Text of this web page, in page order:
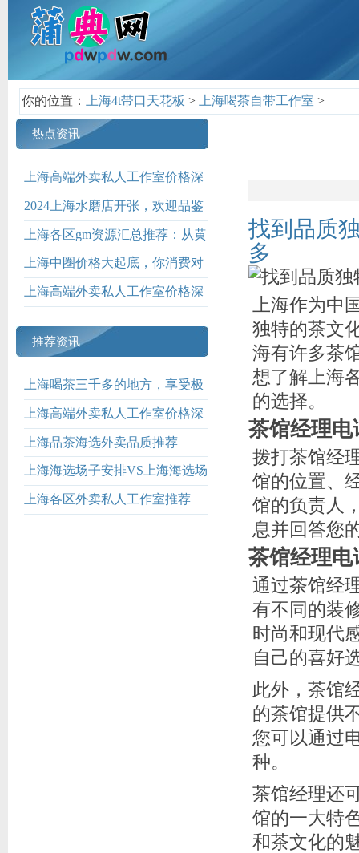
你的位置： 上海4t带口天花板 > 上海喝茶自带工作室 >
热点资讯
上海高端外卖私人工作室价格深
度解析_138
2024上海水磨店开张，欢迎品鉴
上海各区gm资源汇总推荐：从黄
浦到浦东全覆盖
上海中圈价格大起底，你消费对
了吗？
上海高端外卖私人工作室价格深
推荐资讯
上海喝茶三千多的地方，享受极
致服务的尊贵之选
上海高端外卖私人工作室价格深
度解析
上海品茶海选外卖品质推荐
上海海选场子安排VS上海海选场
子微信：服务效率对比
上海各区外卖私人工作室推荐
找到品质
多
上海作为中
独特的茶文
海有许多茶
想了解上海
的选择。
茶馆经理
拨打茶馆经
馆的位置、
馆的负责人
息并回答您
茶馆经理
通过茶馆经
有不同的装
时尚和现代
自己的喜好
此外，茶馆
的茶馆提供
您可以通过
种。
茶馆经理还
馆的一大特
和茶文化的